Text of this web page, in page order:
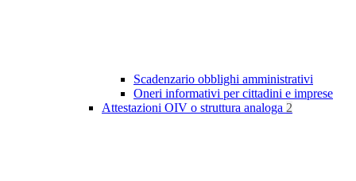
Scadenzario obblighi amministrativi
Oneri informativi per cittadini e imprese
Attestazioni OIV o struttura analoga 2